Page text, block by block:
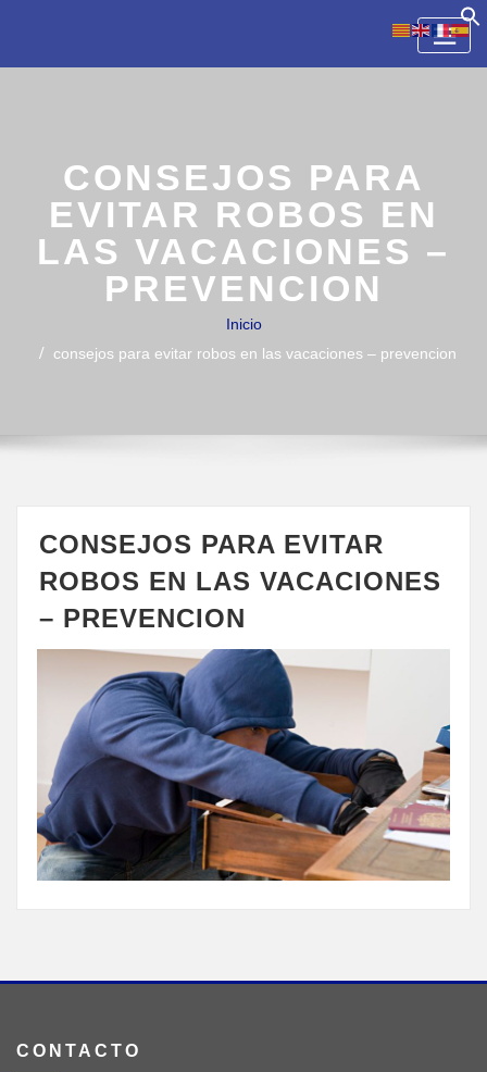
content
CONSEJOS PARA
EVITAR ROBOS EN
LAS VACACIONES –
PREVENCION
Inicio
consejos para evitar robos en las vacaciones – prevencion
CONSEJOS PARA EVITAR
ROBOS EN LAS VACACIONES
– PREVENCION
CONTACTO